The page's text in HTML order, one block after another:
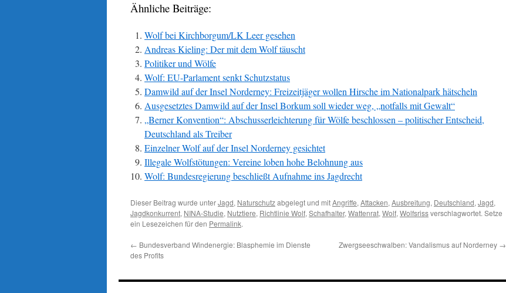
Ähnliche Beiträge:
Wolf bei Kirchborgum/LK Leer gesehen
Andreas Kieling: Der mit dem Wolf täuscht
Politiker und Wölfe
Wolf: EU-Parlament senkt Schutzstatus
Damwild auf der Insel Norderney: Freizeitjäger wollen Hirsche im Nationalpark hätscheln
Ausgesetztes Damwild auf der Insel Borkum soll wieder weg, „notfalls mit Gewalt“
„Berner Konvention“: Abschusserleichterung für Wölfe beschlossen – politischer Entscheid,
Deutschland als Treiber
Einzelner Wolf auf der Insel Norderney gesichtet
Illegale Wolfstötungen: Vereine loben hohe Belohnung aus
Wolf: Bundesregierung beschließt Aufnahme ins Jagdrecht
Dieser Beitrag wurde unterJagd, Naturschutzabgelegt und mitAngriffe, Attacken, Ausbreitung, Deutschland, Jagd,
Jagdkonkurrent, NINA-Studie, Nutztiere, Richtlinie Wolf, Schafhalter, Wattenrat, Wolf, Wolfsrissverschlagwortet. Setze
ein Lesezeichen für den Permalink.
← Bundesverband Windenergie: Blasphemie im Dienste
des Profits
Zwergseeschwalben: Vandalismus auf Norderney →